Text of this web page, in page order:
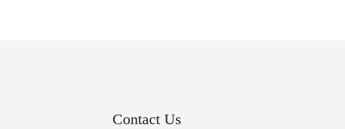
Contact Us